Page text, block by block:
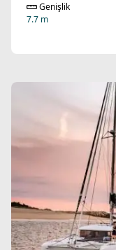
Genişlik
7.7 m